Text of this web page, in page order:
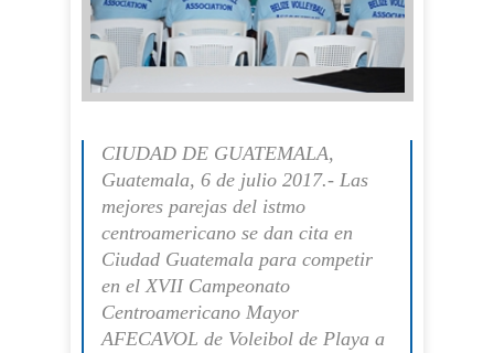
CIUDAD DE GUATEMALA,
Guatemala, 6 de julio 2017.- Las
mejores parejas del istmo
centroamericano se dan cita en
Ciudad Guatemala para competir
en el XVII Campeonato
Centroamericano Mayor
AFECAVOL de Voleibol de Playa a